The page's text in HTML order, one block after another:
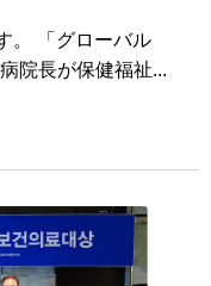
。 「グローバル
院長が保健福祉...